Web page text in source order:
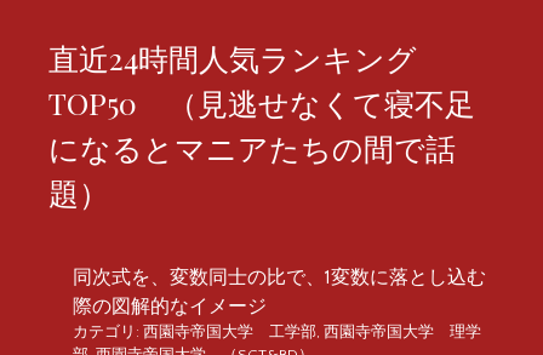
直近24時間人気ランキング
TOP50 （見逃せなくて寝不足
になるとマニアたちの間で話
題）
同次式を、変数同士の比で、1変数に落とし込む
際の図解的なイメージ
カテゴリ: 西園寺帝国大学 工学部 西園寺帝国大学 理学